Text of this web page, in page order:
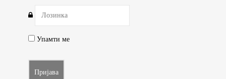
Упамти ме